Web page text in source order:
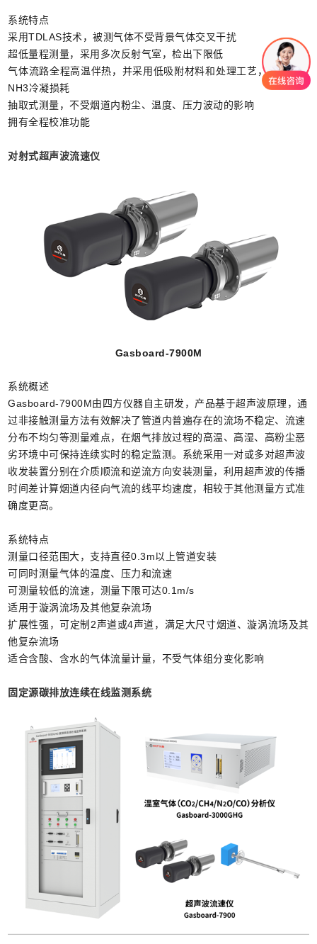
系统特点
采用TDLAS技术，被测气体不受背景气体交叉干扰
超低量程测量，采用多次反射气室，检出下限低
气体流路全程高温伴热，并采用低吸附材料和处理工艺，有效避免
NH3冷凝损耗
抽取式测量，不受烟道内粉尘、温度、压力波动的影响
拥有全程校准功能
对射式超声波流速仪
Gasboard-7900M
系统概述
Gasboard-7900M由四方仪器自主研发，产品基于超声波原理，通
过非接触测量方法有效解决了管道内普遍存在的流场不稳定、流速
分布不均匀等测量难点，在烟气排放过程的高温、高湿、高粉尘恶
劣环境中可保持连续实时的稳定监测。系统采用一对或多对超声波
收发装置分别在介质顺流和逆流方向安装测量，利用超声波的传播
时间差计算烟道内径向气流的线平均速度，相较于其他测量方式准
确度更高。
系统特点
测量口径范围大，支持直径0.3m以上管道安装
可同时测量气体的温度、压力和流速
可测量较低的流速，测量下限可达0.1m/s
适用于漩涡流场及其他复杂流场
扩展性强，可定制2声道或4声道，满足大尺寸烟道、漩涡流场及其
他复杂流场
适合含酸、含水的气体流量计量，不受气体组分变化影响
固定源碳排放连续在线监测系统